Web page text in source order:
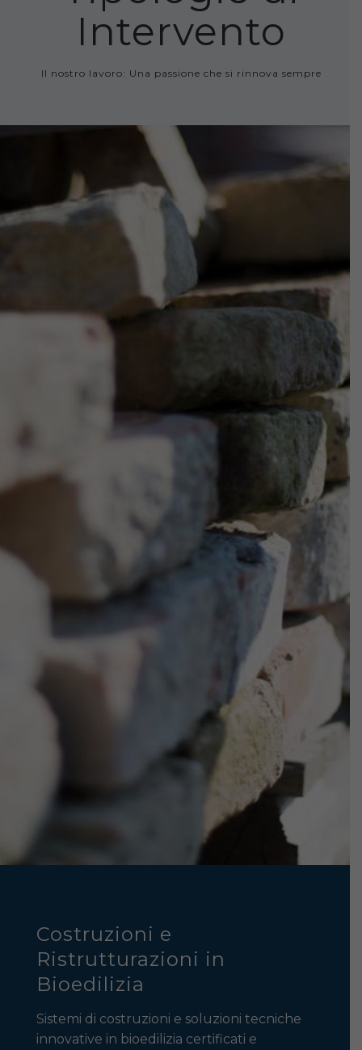
Intervento
Il nostro lavoro: Una passione che si rinnova sempre
Costruzioni e
Ristrutturazioni in
Bioedilizia
Sistemi di costruzioni e soluzioni tecniche
innovative in bioedilizia certificati e